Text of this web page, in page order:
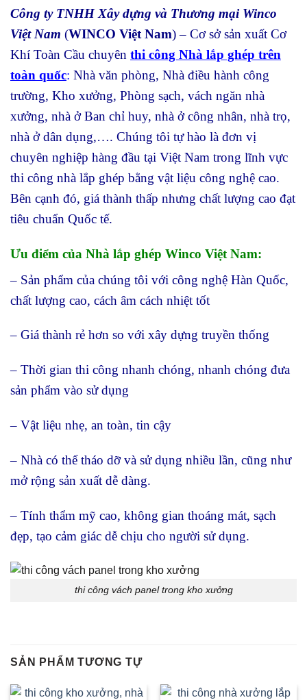
Công ty TNHH Xây dựng và Thương mại Winco
Việt Nam (WINCO Việt Nam) – Cơ sở sản xuất Cơ
Khí Toàn Cầu chuyên thi công Nhà lắp ghép trên
toàn quốc: Nhà văn phòng, Nhà điều hành công
trường, Kho xưởng, Phòng sạch, vách ngăn nhà
xưởng, nhà ở Ban chỉ huy, nhà ở công nhân, nhà trọ,
nhà ở dân dụng,…. Chúng tôi tự hào là đơn vị
chuyên nghiệp hàng đầu tại Việt Nam trong lĩnh vực
thi công nhà lắp ghép bằng vật liệu công nghệ cao.
Bên cạnh đó, giá thành thấp nhưng chất lượng cao đạt
tiêu chuẩn Quốc tế.
Ưu điểm của Nhà lắp ghép Winco Việt Nam:
– Sản phẩm của chúng tôi với công nghệ Hàn Quốc,
chất lượng cao, cách âm cách nhiệt tốt
– Giá thành rẻ hơn so với xây dựng truyền thống
– Thời gian thi công nhanh chóng, nhanh chóng đưa
sản phẩm vào sử dụng
– Vật liệu nhẹ, an toàn, tin cậy
– Nhà có thể tháo dỡ và sử dụng nhiều lần, cũng như
mở rộng sản xuất dễ dàng.
– Tính thẩm mỹ cao, không gian thoáng mát, sạch
đẹp, tạo cảm giác dễ chịu cho người sử dụng.
thi công vách panel trong kho xưởng
SẢN PHẨM TƯƠNG TỰ